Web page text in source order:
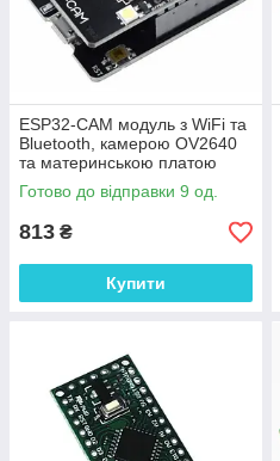
ESP32-CAM модуль з WiFi та
Bluetooth, камерою OV2640
та материнською платою
Готово до відправки 9 од.
813 ₴
Купити